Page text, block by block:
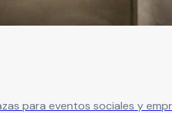
para eventos sociales y